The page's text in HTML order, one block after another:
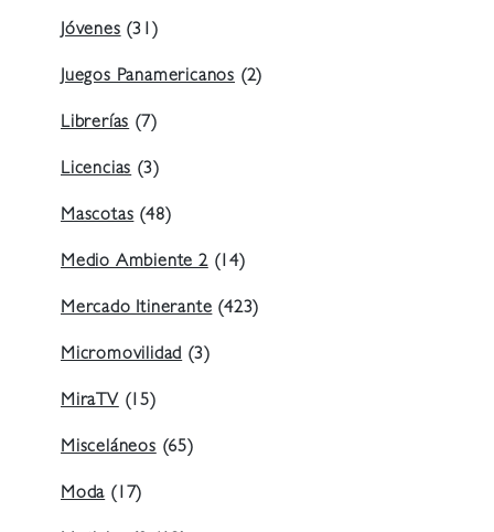
Jóvenes(31)
Juegos Panamericanos (2)
Librerías(7)
Licencias(3)
Mascotas(48)
Medio Ambiente 2(14)
Mercado Itinerante(423)
Micromovilidad(3)
MiraTV(15)
Misceláneos(65)
Moda(17)